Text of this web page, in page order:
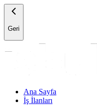
Geri
Ana Sayfa
İş İlanları